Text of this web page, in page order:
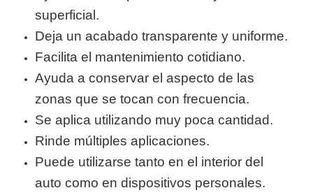
superficial.
Deja un acabado transparente y uniforme.
Facilita el mantenimiento cotidiano.
Ayuda a conservar el aspecto de las
zonas que se tocan con frecuencia.
Se aplica utilizando muy poca cantidad.
Rinde múltiples aplicaciones.
Puede utilizarse tanto en el interior del
auto como en dispositivos personales.